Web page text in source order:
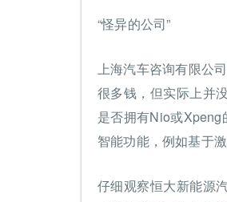
“怪异的公司”
上海汽车咨询有限公
很多钱，但实际上并
是否拥有Nio或Xpeng
智能功能，例如基于激
仔细观察恒大新能源